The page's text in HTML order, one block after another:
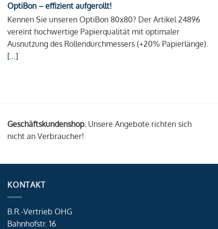
OptiBon – effizient aufgerollt!
Kennen Sie unseren OptiBon 80x80? Der Artikel 24896
vereint hochwertige Papierqualität mit optimaler
Ausnutzung des Rollendurchmessers (+20% Papierlänge).
[...]
Geschäftskundenshop. Unsere Angebote richten sich
nicht an Verbraucher!
KONTAKT
B.R.-Vertrieb OHG
Bahnhofstr. 16